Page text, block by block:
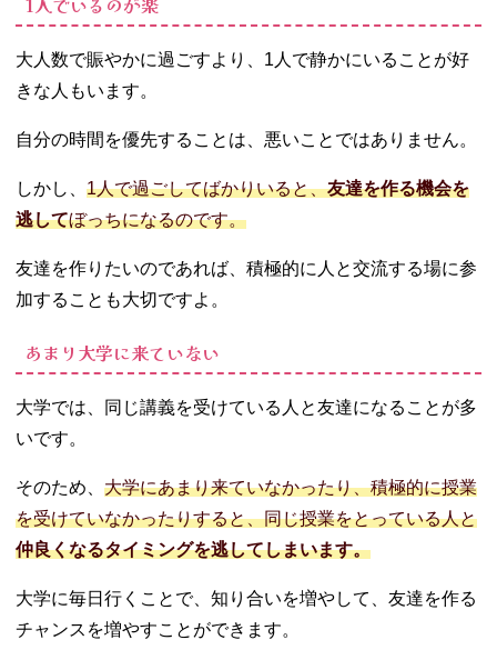
− 大学外の
ィを持つ
07. 大学生でぼっ
的に自分から動
大人数で賑やかに過ごすより、1人で静かにいることが好
きな人もいます。
自分の時間を優先することは、悪いことではありません。
しかし、 1人で過ごしてばかりいると、友達を作る機会を
逃してぼっちになるのです。
友達を作りたいのであれば、積極的に人と交流する場に参
加することも大切ですよ。
あまり大学に来ていない
大学では、同じ講義を受けている人と友達になることが多
いです。
そのため、 大学にあまり来ていなかったり、積極的に授業
を受けていなかったりすると、同じ授業をとっている人と
仲良くなるタイミングを逃してしまいます。
大学に毎日行くことで、知り合いを増やして、友達を作る
チャンスを増やすことができます。